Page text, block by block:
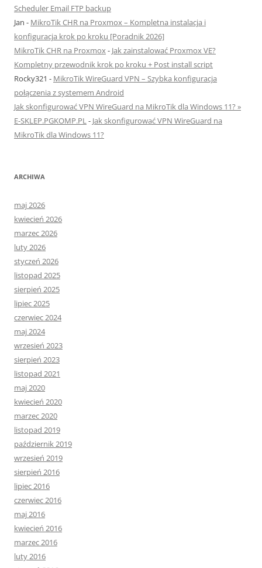
Scheduler Email FTP backup
Jan - MikroTik CHR na Proxmox – Kompletna instalacja i
konfiguracja krok po kroku [Poradnik 2026]
MikroTik CHR na Proxmox- Jak zainstalować Proxmox VE?
Kompletny przewodnik krok po kroku + Post install script
Rocky321 - MikroTik WireGuard VPN – Szybka konfiguracja
połączenia z systemem Android
Jak skonfigurować VPN WireGuard na MikroTik dla Windows 11? »
E-SKLEP.PGKOMP.PL- Jak skonfigurować VPN WireGuard na
MikroTik dla Windows 11?
ARCHIWA
maj 2026
kwiecień 2026
marzec 2026
luty 2026
styczeń 2026
listopad 2025
sierpień 2025
lipiec 2025
czerwiec 2024
maj 2024
wrzesień 2023
sierpień 2023
listopad 2021
maj 2020
kwiecień 2020
marzec 2020
listopad 2019
październik 2019
wrzesień 2019
sierpień 2016
lipiec 2016
czerwiec 2016
maj 2016
kwiecień 2016
marzec 2016
luty 2016